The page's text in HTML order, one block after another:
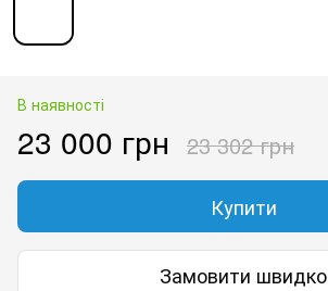
В наявності
23 000 грн 23 302 грн
Купити
Замовити швидко